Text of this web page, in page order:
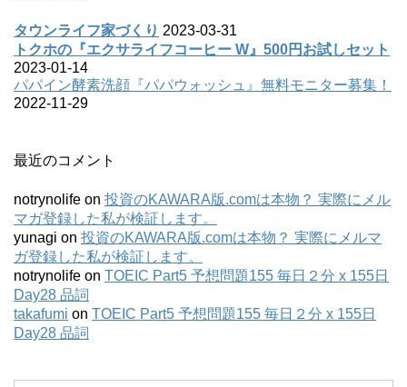
タウンライフ家づくり 2023-03-31
トクホの『エクサライフコーヒー W』500円お試しセット
2023-01-14
パパイン酵素洗顔『パパウォッシュ』無料モニター募集！
2022-11-29
最近のコメント
notrynolife on 投資のKAWARA版.comは本物？ 実際にメル
マガ登録した私が検証します。
yunagi on 投資のKAWARA版.comは本物？ 実際にメルマ
ガ登録した私が検証します。
notrynolife on TOEIC Part5 予想問題155 毎日２分 x 155日
Day28 品詞
takafumi on TOEIC Part5 予想問題155 毎日２分 x 155日
Day28 品詞